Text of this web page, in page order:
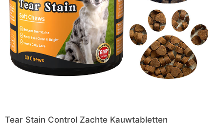
Tear Stain Control Zachte Kauwtabletten